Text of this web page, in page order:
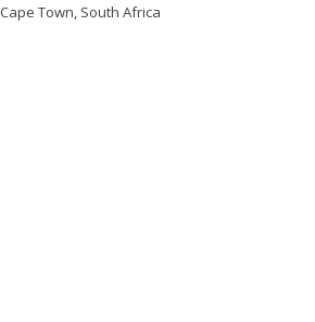
Cape Town, South Africa